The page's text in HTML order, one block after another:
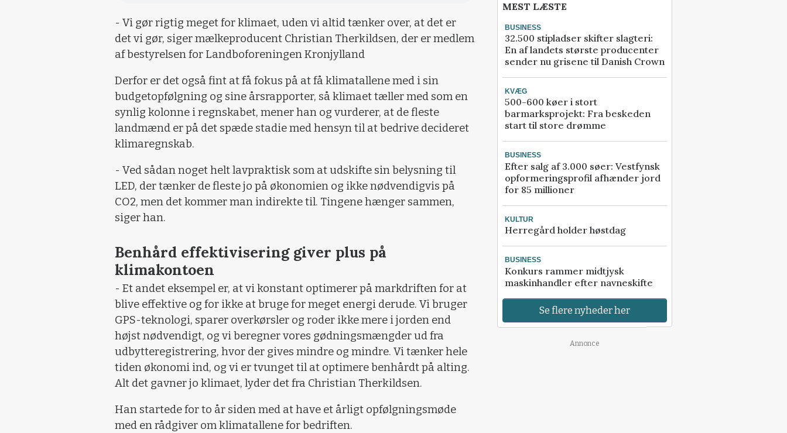
- Vi gør rigtig meget for klimaet, uden vi altid tænker over, at det er
det vi gør, siger mælkeproducent Christian Therkildsen, der er medlem
af bestyrelsen for Landboforeningen Kronjylland
Derfor er det også fint at få fokus på at få klimatallene med i sin
budgetopfølgning og sine årsrapporter, så klimaet tæller med som en
synlig kolonne i regnskabet, mener han og vurderer, at de fleste
landmænd er på det spæde stadie med hensyn til at bedrive decideret
klimaregnskab.
- Ved sådan noget helt lavpraktisk som at udskifte sin belysning til
LED, der tænker de fleste jo på økonomien og ikke nødvendigvis på
CO2, men det kommer man indirekte til. Tingene hænger sammen,
siger han.
Benhård effektivisering giver plus på
klimakontoen
- Et andet eksempel er, at vi konstant optimerer på markdriften for at
blive effektive og for ikke at bruge for meget energi derude. Vi bruger
GPS-teknologi, sparer overkørsler og roder ikke mere i jorden end
højst nødvendigt, og vi beregner vores gødningsmængder ud fra
udbytteregistrering, hvor der gives mindre og mindre. Vi tænker hele
tiden økonomi ind, og vi er tvunget til at optimere benhårdt på alting.
Alt det gavner jo klimaet, lyder det fra Christian Therkildsen.
Han startede for to år siden med at have et årligt opfølgningsmøde
med en rådgiver om klimatallene for bedriften.
MEST LÆSTE
BUSINESS
32.500 stipladser skifter slagteri:
En af landets største producenter
sender nu grisene til Danish Crown
KVÆG
500-600 køer i stort
barmarksprojekt: Fra beskeden
start til store drømme
BUSINESS
Efter salg af 3.000 søer: Vestfynsk
opformeringsprofil afhænder jord
for 85 millioner
KULTUR
Herregård holder høstdag
BUSINESS
Konkurs rammer midtjysk
maskinhandler efter navneskifte
Se flere nyheder her
Annonce